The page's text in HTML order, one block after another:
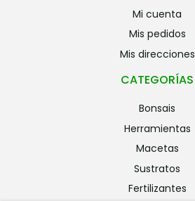
mi cuenta
mis pedidos
mis direcciones
CATEGORÍAS
bonsais
herramientas
macetas
sustratos
fertilizantes